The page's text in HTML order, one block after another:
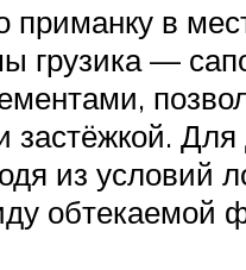
приманку в
грузика —
из условий